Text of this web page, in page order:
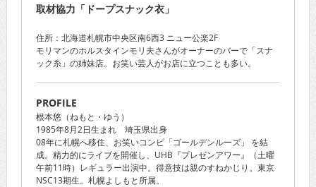
取材協力「ドープスナック衣」
住所：北海道札幌市中央区南6西3 ニュー公楽2F
モリマンのホルスタインモリ夫さんがオーナーのバーで「スナ
ック糸」の姉妹店。お笑い芸人がお店に立つことも多い。
PROFILE
根本悠（ねもと・ゆう）
1985年8月2日生まれ 埼玉県出身
08年に札幌へ移住、お笑いコンビ「ゴールデンルーズ」 を結
成。精力的にライブを開催し、UHB『プレゼンアワー』（土曜
午前11時）レギュラー出演中。得意技は親のすねかじり。東京
NSC13期生。札幌よしもと所属。